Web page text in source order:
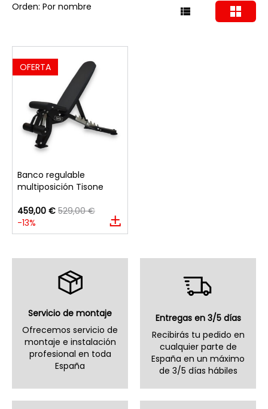
Orden: Por nombre
OFERTA
Banco regulable
multiposición Tisone
459,00 € 529,00 €
-13%
Servicio de montaje
Ofrecemos servicio de
montaje e instalación
profesional en toda
España
Entregas en 3/5 días
Recibirás tu pedido en
cualquier parte de
España en un máximo
de 3/5 días hábiles